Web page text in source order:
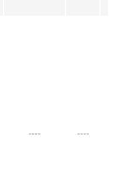
---- ----